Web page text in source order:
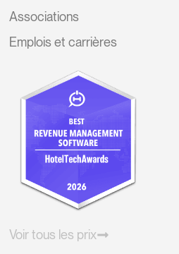
Associations
Emplois et carrières
Voir tous les prix